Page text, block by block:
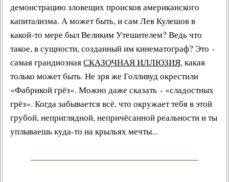
демонстрацию зловещих происков американского
капитализма. А может быть, и сам Лев Кулешов в
какой-то мере был Великим Утешителем? Ведь что
такое, в сущности, созданный им кинематограф? Это -
самая грандиознаяСКАЗОЧНАЯ ИЛЛЮЗИЯ, какая
только может быть. Не зря же Голливудокрестили
«Фабрикой грёз». Можно даже сказать - «сладостных
грёз». Когда забывается всё, что окружает тебя в этой
грубой, неприглядной, непричёсанной реальности и ты
уплываешь куда-то на крыльях мечты...